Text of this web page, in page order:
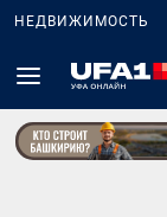
НЕДВИЖИМОСТЬ